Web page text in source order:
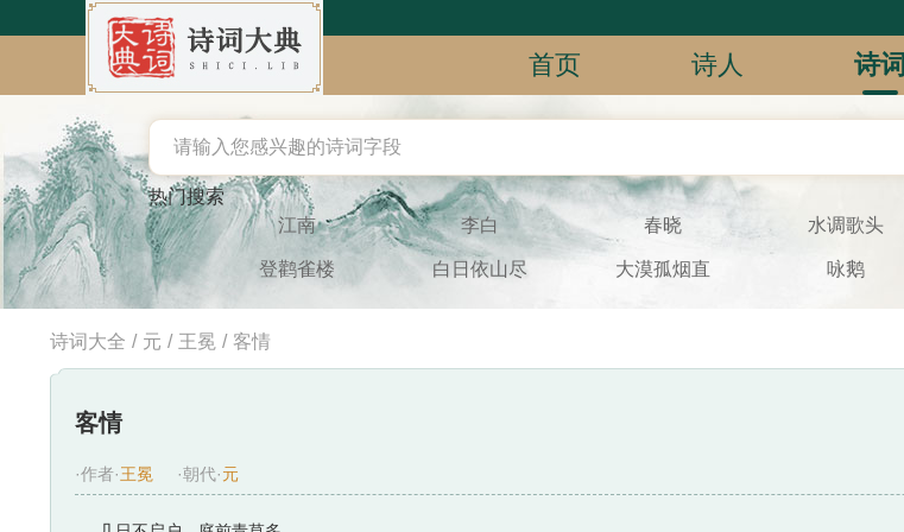
首页 诗人 诗词
热门搜索
江南
李白 春晓 水调歌头
登鹳雀楼 白日依山尽 大漠孤烟直 咏鹅
诗词大全 / 元 / 王冕 / 客情
客情
·作者·王冕 ·朝代·元